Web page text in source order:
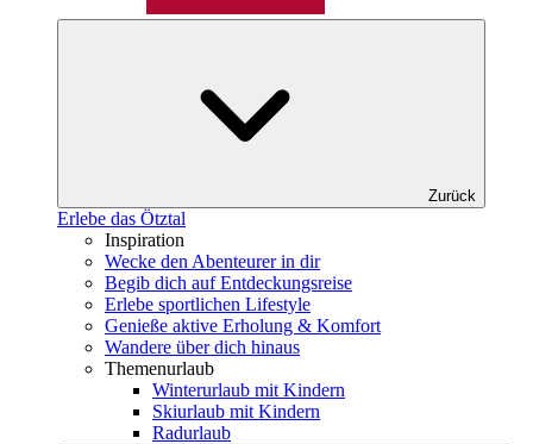
Zurück
Erlebe das Ötztal
Inspiration
Wecke den Abenteurer in dir
Begib dich auf Entdeckungsreise
Erlebe sportlichen Lifestyle
Genieße aktive Erholung & Komfort
Wandere über dich hinaus
Themenurlaub
Winterurlaub mit Kindern
Skiurlaub mit Kindern
Radurlaub